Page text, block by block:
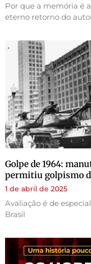
Por que a memória é
eterno retorno do
Golpe de 1964:
permitiu golpismo
1 de abril de 2025
Avaliação é de
Brasil